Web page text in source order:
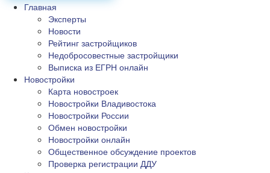
Главная
Эксперты
Новости
Рейтинг застройщиков
Недобросовестные застройщики
Выписка из ЕГРН онлайн
Новостройки
Карта новостроек
Новостройки Владивостока
Новостройки России
Обмен новостройки
Новостройки онлайн
Общественное обсуждение проектов
Проверка регистрации ДДУ